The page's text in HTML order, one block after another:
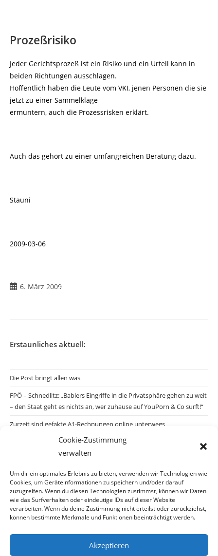
Cookie-Zustimmung
verwalten
Um dir ein optimales Erlebnis zu bieten, verwenden wir Technologien wie
Cookies, um Geräteinformationen zu speichern und/oder darauf
zuzugreifen. Wenn du diesen Technologien zustimmst, können wir Daten
wie das Surfverhalten oder eindeutige IDs auf dieser Website
verarbeiten. Wenn du deine Zustimmung nicht erteilst oder zurückziehst,
können bestimmte Merkmale und Funktionen beeinträchtigt werden.
Akzeptieren
Prozeßrisiko
Jeder Gerichtsprozeß ist ein Risiko und ein Urteil kann in
beiden Richtungen ausschlagen.
Hoffentlich haben die Leute vom VKI, jenen Personen die sie
jetzt zu einer Sammelklage
ermuntern, auch die Prozessrisken erklärt.
Auch das gehört zu einer umfangreichen Beratung dazu.
Stauni
2009-03-06
Beitrag
6. März 2009
Erstaunliches aktuell:
Die Post bringt allen was
FPÖ – Schnedlitz: „Bablers Eingriffe in die Privatsphäre gehen zu weit
– den Staat geht es nichts an, wer zuhause auf YouPorn & Co surft!“
Zurzeit sind gefakte A1-Rechnungen online unterwegs
Salzburgs Juden und ihre Sicherheit: „Erst nach einem Anschlag wäre
die Gefahr endlich konkret!“
Biologisches Wunder in Ceuta
Ein vermeintliches Abschiebemärchen
Archiv